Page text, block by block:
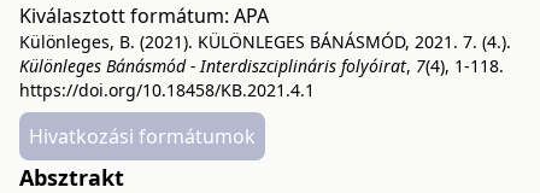
Kiválasztott formátum: APA
Különleges, B. (2021). KÜLÖNLEGES BÁNÁSMÓD, 2021. 7. (4.).
Különleges Bánásmód - Interdiszciplináris folyóirat, 7(4), 1-118.
https://doi.org/10.18458/KB.2021.4.1
Hivatkozási formátumok
Absztrakt